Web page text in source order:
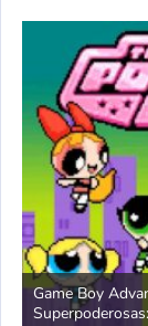
Game Boy